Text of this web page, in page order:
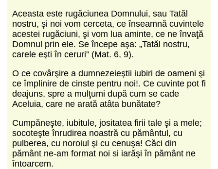
Aceasta este rugăciunea Domnului, sau Tatăl
nostru, şi noi vom cerceta, ce înseamnă cuvintele
acestei rugăciuni, şi vom lua aminte, ce ne învaţă
Domnul prin ele. Se începe aşa: „Tatăl nostru,
carele eşti în ceruri” (Mat. 6, 9).
O ce covârşire a dumnezeieştii iubiri de oameni şi
ce împlinire de cinste pentru noi!. Ce cuvinte pot fi
deajuns, spre a mulţumi după cum se cade
Aceluia, care ne arată atâta bunătate?
Cumpăneşte, iubitule, jositatea firii tale şi a mele;
socoteşte înrudirea noastră cu pământul, cu
pulberea, cu noroiul şi cu cenuşa! Căci din
pământ ne-am format noi si iarăşi în pământ ne
întoarcem.